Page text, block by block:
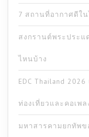
7 สถานที่อากาศดีใ
สงกรานต์พระประ
ไหนบ้าง
EDC Thailand
ท่องเที่ยวและคอเพล
มหาสารคามยกทัพ